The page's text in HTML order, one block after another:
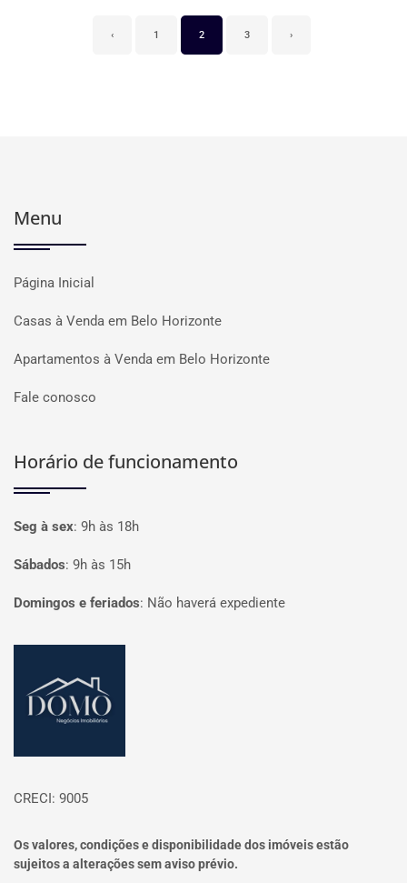
‹ 1 2 3 ›
Menu
Página Inicial
Casas à Venda em Belo Horizonte
Apartamentos à Venda em Belo Horizonte
Fale conosco
Horário de funcionamento
Seg à sex: 9h às 18h
Sábados: 9h às 15h
Domingos e feriados: Não haverá expediente
CRECI: 9005
Os valores, condições e disponibilidade dos imóveis estão
sujeitos a alterações sem aviso prévio.